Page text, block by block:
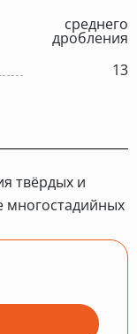
среднего
дробления
13
твёрдых и
многостадийных